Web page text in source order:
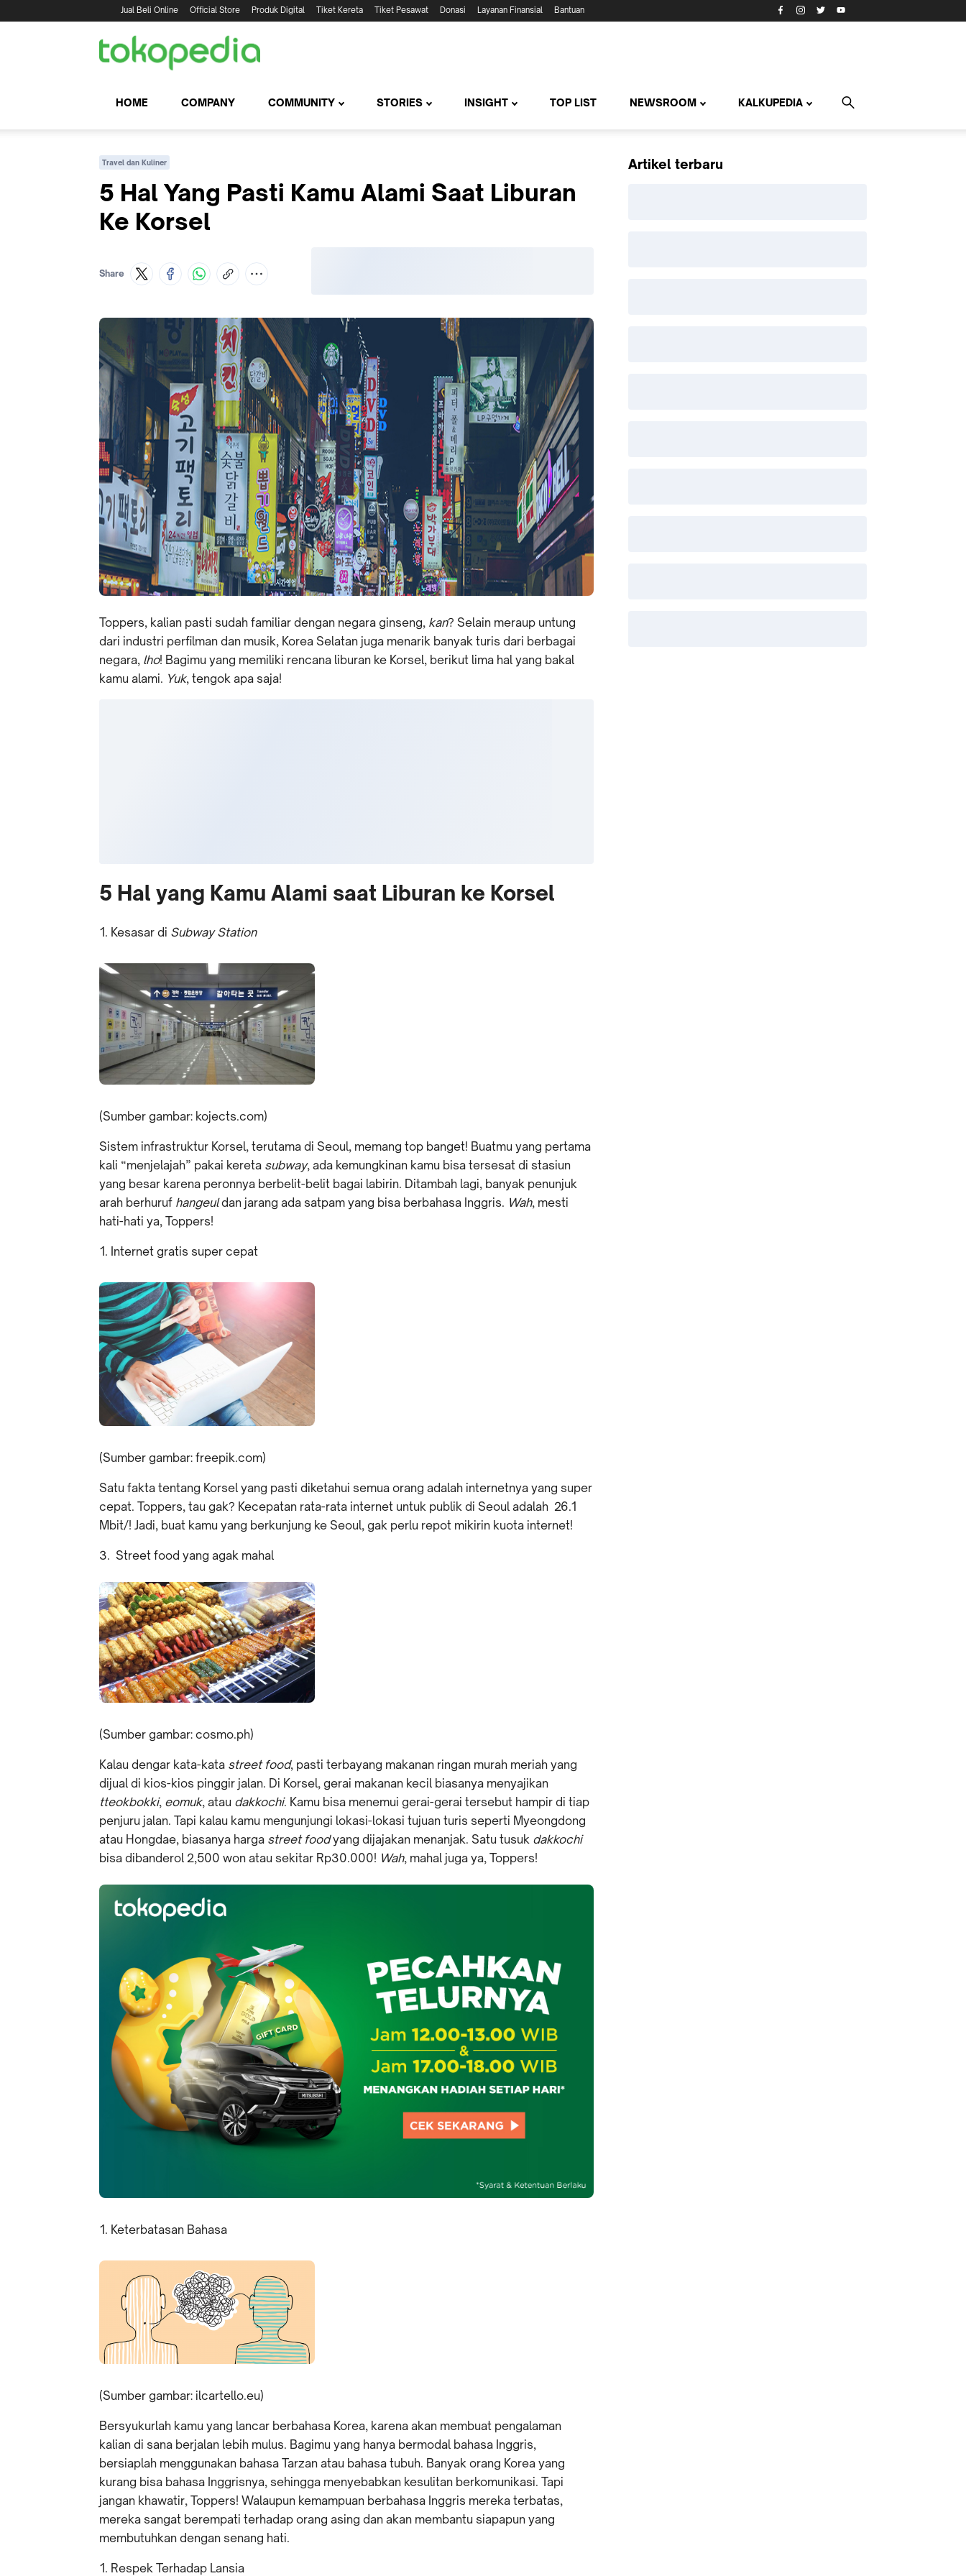
Jual Beli Online Official Store Produk Digital Tiket Kereta Tiket Pesawat Donasi Layanan Finansial Bantuan
HOME COMPANY COMMUNITY STORIES INSIGHT TOP LIST NEWSROOM KALKUPEDIA
Travel dan Kuliner
5 Hal Yang Pasti Kamu Alami Saat Liburan
Ke Korsel
Share
Toppers, kalian pasti sudah familiar dengan negara ginseng, kan? Selain meraup untung
dari industri perfilman dan musik, Korea Selatan juga menarik banyak turis dari berbagai
negara, lho! Bagimu yang memiliki rencana liburan ke Korsel, berikut lima hal yang bakal
kamu alami. Yuk, tengok apa saja!
5 Hal yang Kamu Alami saat Liburan ke Korsel
Kesasar di Subway Station
(Sumber gambar: kojects.com)
Sistem infrastruktur Korsel, terutama di Seoul, memang top banget! Buatmu yang pertama
kali “menjelajah” pakai kereta subway, ada kemungkinan kamu bisa tersesat di stasiun
yang besar karena peronnya berbelit-belit bagai labirin. Ditambah lagi, banyak penunjuk
arah berhuruf hangeuldan jarang ada satpam yang bisa berbahasa Inggris. Wah, mesti
hati-hati ya, Toppers!
Internet gratis super cepat
(Sumber gambar: freepik.com)
Satu fakta tentang Korsel yang pasti diketahui semua orang adalah internetnya yang super
cepat. Toppers, tau gak? Kecepatan rata-rata internet untuk publik di Seoul adalah 26.1
Mbit/! Jadi, buat kamu yang berkunjung ke Seoul, gak perlu repot mikirin kuota internet!
3. Street food yang agak mahal
(Sumber gambar: cosmo.ph)
Kalau dengar kata-kata street food, pasti terbayang makanan ringan murah meriah yang
dijual di kios-kios pinggir jalan. Di Korsel, gerai makanan kecil biasanya menyajikan
tteokbokki, eomuk, atau dakkochi. Kamu bisa menemui gerai-gerai tersebut hampir di tiap
penjuru jalan. Tapi kalau kamu mengunjungi lokasi-lokasi tujuan turis seperti Myeongdong
atau Hongdae, biasanya harga street foodyang dijajakan menanjak. Satu tusuk dakkochi
bisa dibanderol 2,500 won atau sekitar Rp30.000! Wah, mahal juga ya, Toppers!
Keterbatasan Bahasa
(Sumber gambar: ilcartello.eu)
Bersyukurlah kamu yang lancar berbahasa Korea, karena akan membuat pengalaman
kalian di sana berjalan lebih mulus. Bagimu yang hanya bermodal bahasa Inggris,
bersiaplah menggunakan bahasa Tarzan atau bahasa tubuh. Banyak orang Korea yang
kurang bisa bahasa Inggrisnya, sehingga menyebabkan kesulitan berkomunikasi. Tapi
jangan khawatir, Toppers! Walaupun kemampuan berbahasa Inggris mereka terbatas,
mereka sangat berempati terhadap orang asing dan akan membantu siapapun yang
membutuhkan dengan senang hati.
Respek Terhadap Lansia
Artikel terbaru